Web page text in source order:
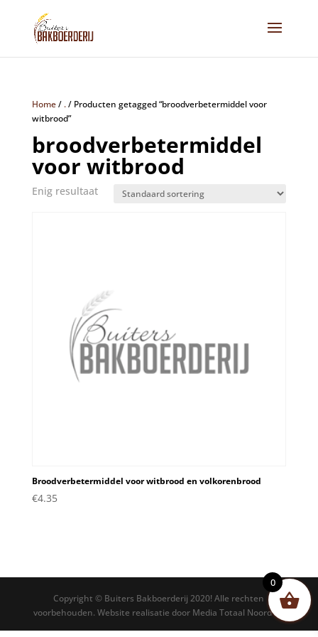
Home/ ./ Producten getagged “broodverbetermiddel voor
witbrood”
broodverbetermiddel
voor witbrood
Enig resultaat
Broodverbetermiddel voor witbrood en volkorenbrood
€4.35
Copyright © Buiters Bakboerderij 2020! Alle rechten
voorbehouden. Website realisatie door Media Totaal Noord BV
0